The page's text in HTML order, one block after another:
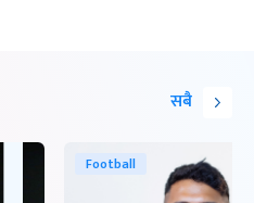
सबै
Football